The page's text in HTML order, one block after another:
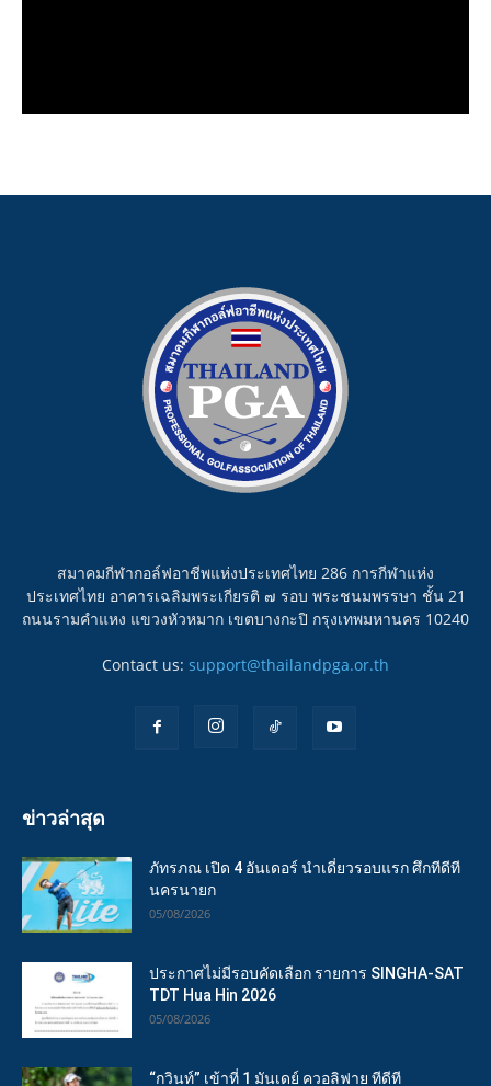
สมาคมกีฬากอล์ฟอาชีพแห่งประเทศไทย 286 การกีฬาแห่ง
ประเทศไทย อาคารเฉลิมพระเกียรติ ๗ รอบ พระชนมพรรษา ชั้น 21
ถนนรามคำแหง แขวงหัวหมาก เขตบางกะปิ กรุงเทพมหานคร 10240
Contact us: support@thailandpga.or.th
ข่าวล่าสุด
ภัทรภณ เปิด 4 อันเดอร์ นำเดี่ยวรอบแรก ศึกทีดีที
นครนายก
05/08/2026
ประกาศไม่มีรอบคัดเลือก รายการ SINGHA-SAT
TDT Hua Hin 2026
05/08/2026
“กวินท์” เข้าที่ 1 มันเดย์ ควอลิฟาย ทีดีที